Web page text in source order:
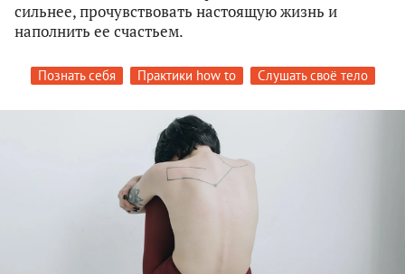
сильнее, прочувствовать настоящую жизнь и
наполнить ее счастьем.
Познать себя Практики how to Слушать своё тело